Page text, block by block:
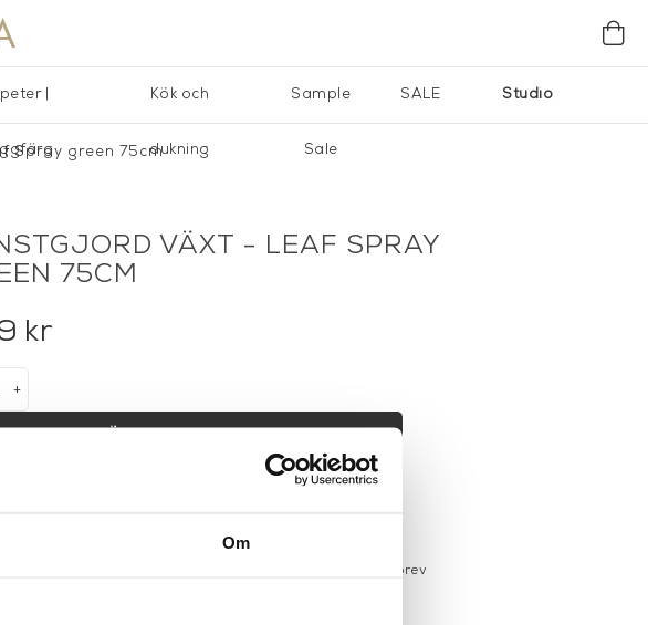
Om
Studio
| Kök och
dukning
Sample
Sale
SALE
Spray green 75cm
VÄXT - LEAF SPRAY
75CM
kr
+
inom 3-5 arbetsdagar på lagervaror
när du registrerar dig för vårt nyhetsbrev